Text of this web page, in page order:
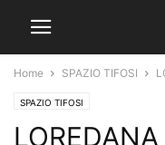
Home SPAZIO TIFOSI
SPAZIO TIFOSI
LOREDANA